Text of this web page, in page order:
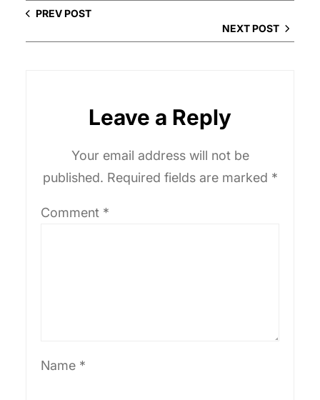
PREV POST
NEXT POST
Leave a Reply
Your email address will not be
published. Required fields are marked *
Comment *
Name *